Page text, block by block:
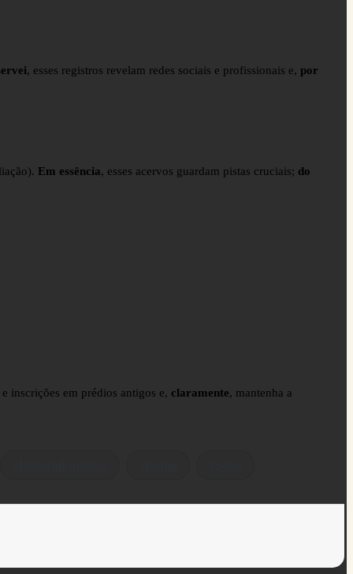
, esses registros revelam redes sociais e profissionais e, por
Em essência, esses acervos guardam pistas cruciais; do
inscrições em prédios antigos e, claramente, mantenha a